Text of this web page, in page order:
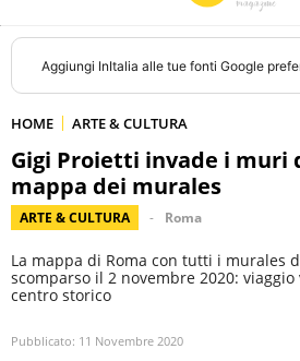
Aggiungi InItalia alle tue fonti Google
HOME ARTE & CULTURA
Gigi Proietti invade i muri
mappa dei murales
ARTE & CULTURA Roma
La mappa di Roma con tutti i murales
scomparso il 2 novembre 2020:
centro storico
Pubblicato: 11 Novembre 2020